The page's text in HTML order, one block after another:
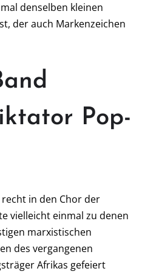
denselben kleinen
der auch Markenzeichen
Pop-
in den Chor der
vielleicht einmal zu denen
marxistischen
des vergangenen
Afrikas gefeiert